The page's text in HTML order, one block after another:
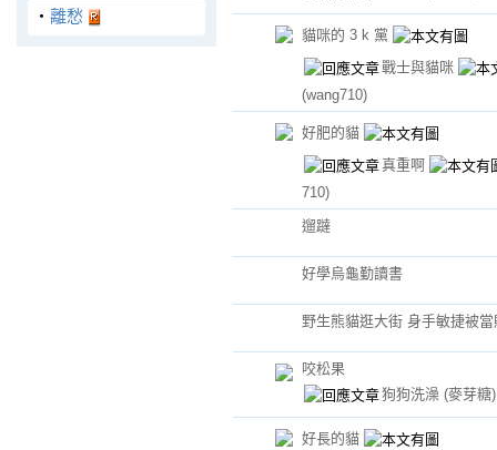
‧ 離愁
貓咪的 3 k 黨
戰士與貓咪
(wang710)
好肥的貓
真重啊
710)
遛躂
好學烏龜勤讀書
野生熊貓逛大街 身手敏捷被當
咬松果
狗狗洗澡 (麥芽糖)
好長的貓